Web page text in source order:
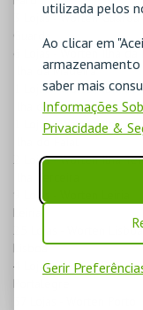
utilizada pelos
Ao clicar em
armazenamento
saber mais
Informações
Privacidade &
Gerir
3 Lojas - Worten Guarda
Guarda
6 Lojas - Worten Ilha
Ilha da Madeira
1 Lojas - Worten Ilha
Ilha de S. Miguel
1 Lojas - Worten Ilha do
2 Lojas - Worten Ilha
9 Lojas - Worten Leiria
Leiria
25 Lojas - Worten Lisboa
Lisboa
4 Lojas - Worten
Portalegre